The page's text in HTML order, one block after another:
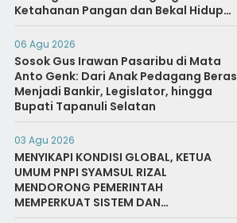
Ketahanan Pangan dan Bekal Hidup
Warga Binaan
06 Agu 2026
Sosok Gus Irawan Pasaribu di Mata
Anto Genk: Dari Anak Pedagang Beras
Menjadi Bankir, Legislator, hingga
Bupati Tapanuli Selatan
03 Agu 2026
MENYIKAPI KONDISI GLOBAL, KETUA
UMUM PNPI SYAMSUL RIZAL
MENDORONG PEMERINTAH
MEMPERKUAT SISTEM DAN
INFRASTRUKTUR INTELIJEN NEGARA